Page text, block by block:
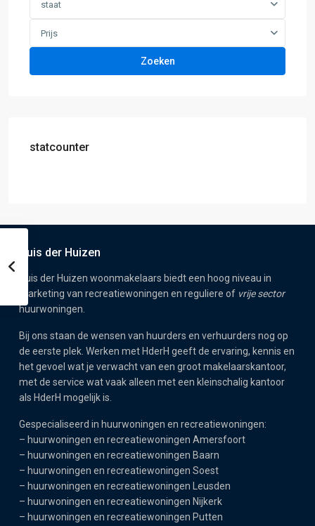
staat
Prijs
Zoeken
statcounter
Huis der Huizen
Huis der Huizen woonmakelaars biedt een hoog niveau in
marketing van recreatiewoningen en reguliere of vrije sector
huurwoningen.
Bij ons staan de wensen van huurders en verhuurders nog op
de eerste plek. Werken met HderH geeft de ervaring, kennis en
het gevoel wat je verwacht van een groot makelaarskantoor,
met de service wat vaak alleen met een kleinschalig kantoor
als HderH mogelijk is.
Gespecialiseerd in huurwoningen en recreatiewoningen:
– huurwoningen en recreatiewoningen Amersfoort
– huurwoningen en recreatiewoningen Baarn
– huurwoningen en recreatiewoningen Soest
– huurwoningen en recreatiewoningen Leusden
– huurwoningen en recreatiewoningen Nijkerk
– huurwoningen en recreatiewoningen Putten